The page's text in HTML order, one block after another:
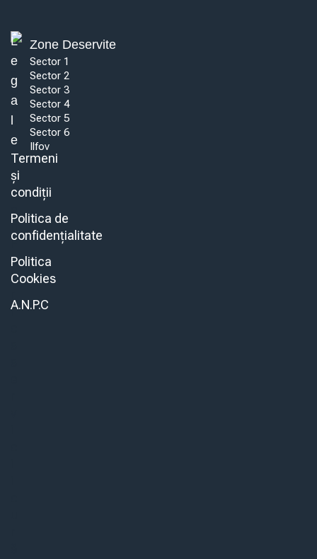
L
E
G
A
E
Termeni
și
condiții
Politica de
confidențialitate
Politica
Cookies
A.N.P.C
Zone Deservite
Sector 1
Sector 2
Sector 3
Sector 4
Sector 5
Sector 6
Ilfov